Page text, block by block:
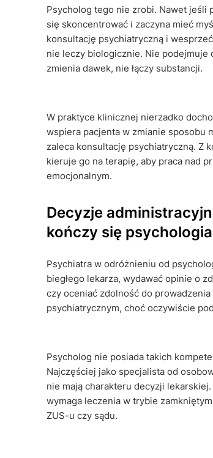
Psycholog tego nie zrobi. Nawet jeśli
się skoncentrować i zaczyna mieć
konsultację psychiatryczną i
nie leczy biologicznie. Nie podejmuje
zmienia dawek, nie łączy substancji.
W praktyce klinicznej nierzadko
wspiera pacjenta w zmianie sposobu
zaleca konsultację psychiatryczną. Z
kieruje go na terapię, aby praca nad
emocjonalnym.
Decyzje
kończy się psychologia
Psychiatra w odróżnieniu od
biegłego lekarza, wydawać opinie o
czy oceniać zdolność do
psychiatrycznym, choć oczywiście
Psycholog nie posiada takich
Najczęściej jako specjalista od
nie mają charakteru decyzji
wymaga leczenia w trybie
ZUS-u czy sądu.